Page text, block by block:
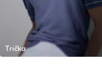
Trička